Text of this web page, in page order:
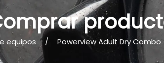
equipos Powerview Adult Dry Combo